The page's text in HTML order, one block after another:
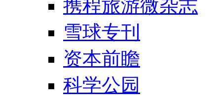
携程旅游微杂志
雪球专刊
资本前瞻
科学公园